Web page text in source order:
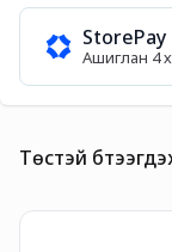
StorePay
Ашиглан 4
Төстэй